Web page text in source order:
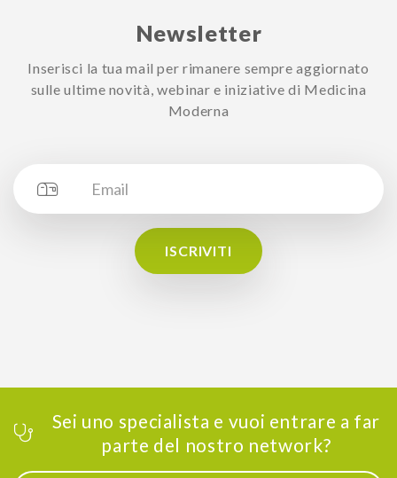
Newsletter
Inserisci la tua mail per rimanere sempre aggiornato
sulle ultime novità, webinar e iniziative di Medicina
Moderna
ISCRIVITI
Sei uno specialista e vuoi entrare a far
parte del nostro network?